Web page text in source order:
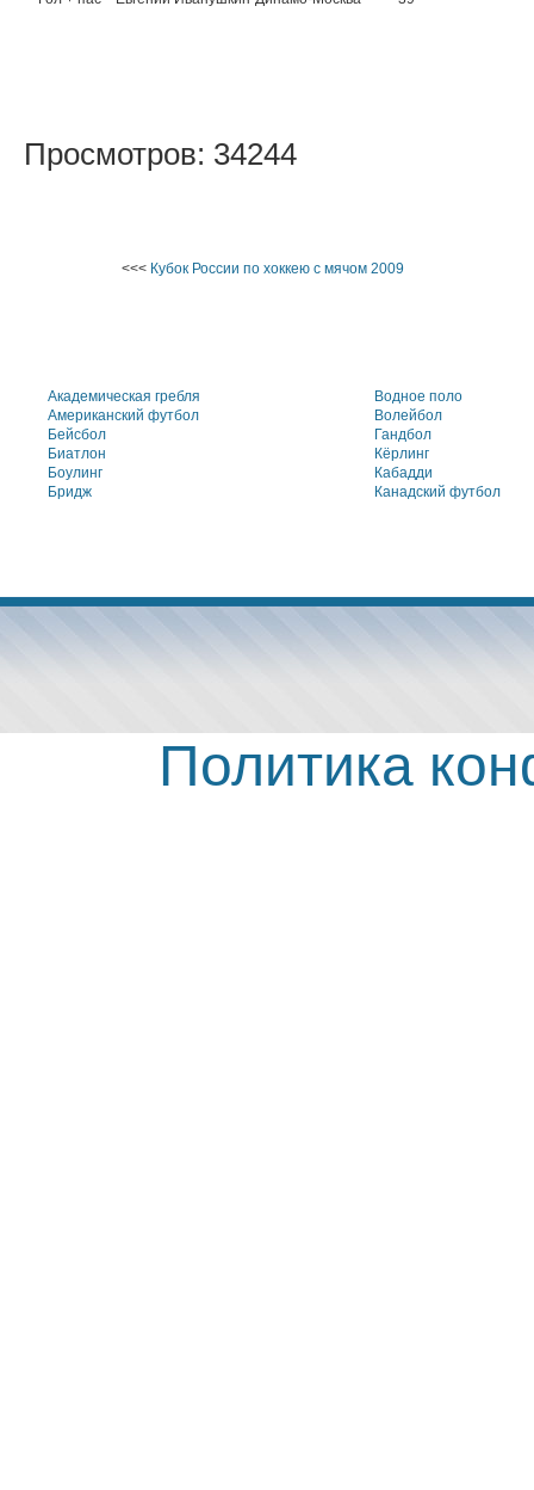
Просмотров: 34244
<<< Кубок России по хоккею с мячом 2009
Академическая гребля
Американский футбол
Бейсбол
Биатлон
Боулинг
Бридж
Водное поло
Волейбол
Гандбол
Кёрлинг
Кабадди
Канадский футбол
Политика